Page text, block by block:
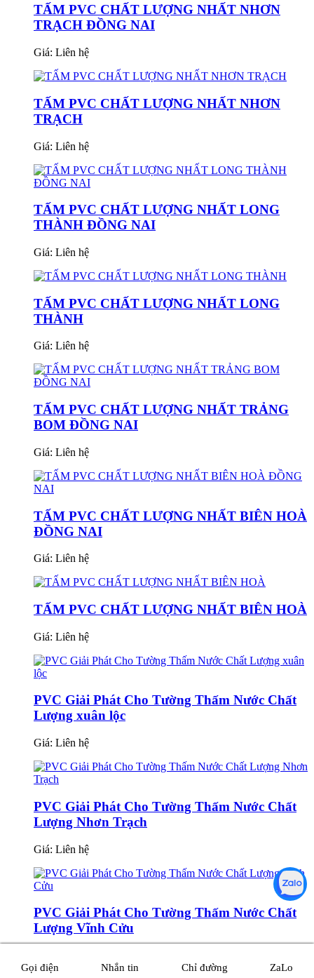
TẤM PVC CHẤT LƯỢNG NHẤT NHƠN
TRẠCH ĐỒNG NAI
Giá: Liên hệ
TẤM PVC CHẤT LƯỢNG NHẤT NHƠN
TRẠCH
Giá: Liên hệ
TẤM PVC CHẤT LƯỢNG NHẤT LONG
THÀNH ĐỒNG NAI
Giá: Liên hệ
TẤM PVC CHẤT LƯỢNG NHẤT LONG
THÀNH
Giá: Liên hệ
TẤM PVC CHẤT LƯỢNG NHẤT TRẢNG
BOM ĐỒNG NAI
Giá: Liên hệ
TẤM PVC CHẤT LƯỢNG NHẤT BIÊN HOÀ
ĐỒNG NAI
Giá: Liên hệ
TẤM PVC CHẤT LƯỢNG NHẤT BIÊN HOÀ
Giá: Liên hệ
PVC Giải Phát Cho Tường Thấm Nước Chất
Lượng xuân lộc
Giá: Liên hệ
PVC Giải Phát Cho Tường Thấm Nước Chất
Lượng Nhơn Trạch
Giá: Liên hệ
PVC Giải Phát Cho Tường Thấm Nước Chất
Lượng Vĩnh Cửu
Gọi điện Nhắn tin Chỉ đường ZaLo